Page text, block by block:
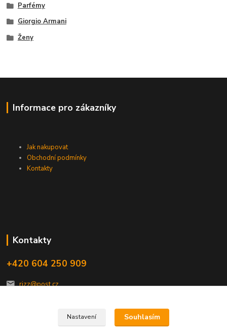
Parfémy
Giorgio Armani
Ženy
Informace pro zákazníky
Jak nakupovat
Obchodní podmínky
Kontakty
Kontakty
+420 604 250 909
rizz@post.cz
Nastavení Souhlasím